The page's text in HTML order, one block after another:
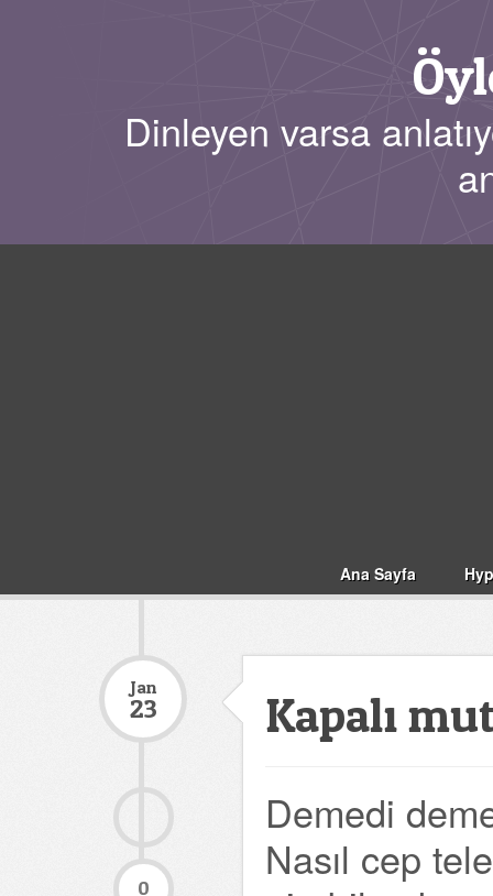
Dinleyen varsa
Ana Sayfa
Kapalı
Jan
23
0
Demedi
Nasıl cep